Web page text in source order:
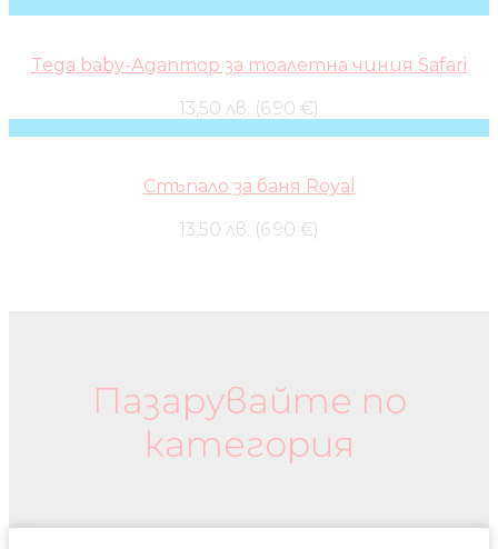
Tega baby-Адаптор за тоалетна чиния Safari
13,50 лв. (6.90 €)
Стъпало за баня Royal
13,50 лв. (6.90 €)
Пазарувайте по
категория